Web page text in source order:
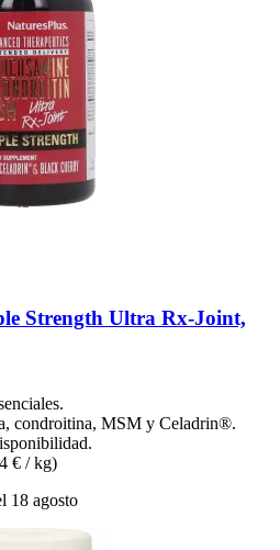
Strength Ultra Rx-​Joint,
condroitina, MSM y Celadrin®.
€ / kg)
18 agosto